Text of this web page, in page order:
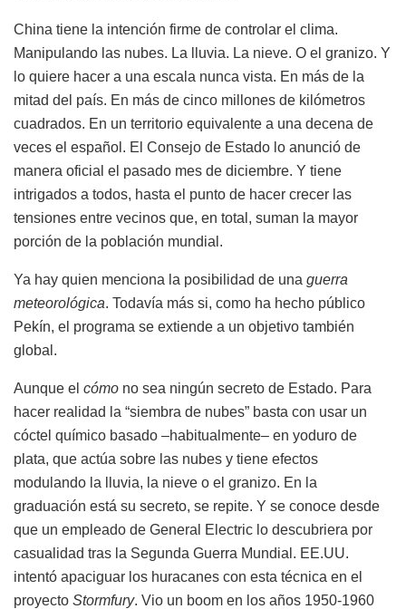
China tiene la intención firme de controlar el clima.
Manipulando las nubes. La lluvia. La nieve. O el granizo. Y
lo quiere hacer a una escala nunca vista. En más de la
mitad del país. En más de cinco millones de kilómetros
cuadrados. En un territorio equivalente a una decena de
veces el español. El Consejo de Estado lo anunció de
manera oficial el pasado mes de diciembre. Y tiene
intrigados a todos, hasta el punto de hacer crecer las
tensiones entre vecinos que, en total, suman la mayor
porción de la población mundial.
Ya hay quien menciona la posibilidad de una guerra
meteorológica. Todavía más si, como ha hecho público
Pekín, el programa se extiende a un objetivo también
global.
Aunque el cómo no sea ningún secreto de Estado. Para
hacer realidad la “siembra de nubes” basta con usar un
cóctel químico basado –habitualmente– en yoduro de
plata, que actúa sobre las nubes y tiene efectos
modulando la lluvia, la nieve o el granizo. En la
graduación está su secreto, se repite. Y se conoce desde
que un empleado de General Electric lo descubriera por
casualidad tras la Segunda Guerra Mundial. EE.UU.
intentó apaciguar los huracanes con esta técnica en el
proyecto Stormfury. Vio un boom en los años 1950-1960